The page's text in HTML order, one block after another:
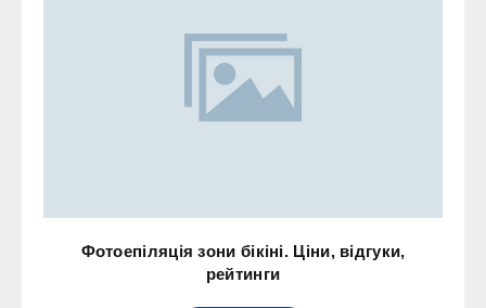
Фотоепіляція зони бікіні. Ціни, відгуки,
рейтинги